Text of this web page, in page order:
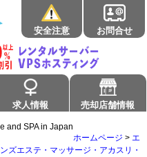
安全注意 お問合せ
求人情報 売却店舗情報
and SPA in Japan
ホームページ > エ
ズエステ・マッサージ・アカスリ・